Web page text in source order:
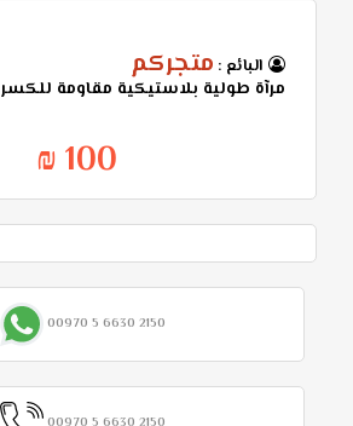
البائع : متجركم
مرآة طولية بلاستيكية مقاومة للكسر 871-3
100 ₪
00970 5 6630 2150